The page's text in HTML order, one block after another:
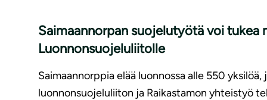
Saimaannorpan suojelutyötä voi tukea
Luonnonsuojeluliitolle
Saimaannorppia elää luonnossa alle 550
luonnonsuojeluliiton ja Raikastamon yhteistyö